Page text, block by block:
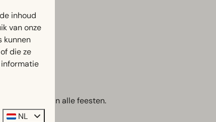
te komen van alle feesten.
inhoud
van onze
kunnen
die ze
informatie
NL